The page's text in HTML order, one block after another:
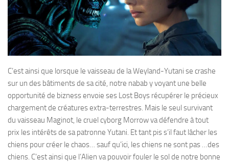
C’est ainsi que lorsque le vaisseau de la Weyland-Yutani se crashe
sur un des bâtiments de sa cité, notre nabab y voyant une belle
opportunité de bizness envoie ses Lost Boys récupérer le précieux
chargement de créatures extra-terrestres. Mais le seul survivant
du vaisseau Maginot, le cruel cyborg Morrow va défendre à tout
prix les intérêts de sa patronne Yutani. Et tant pis s’il faut lâcher les
chiens pour créer le chaos… sauf qu’ici, les chiens ne sont pas …des
chiens. C’est ainsi que l’Alien va pouvoir fouler le sol de notre bonne